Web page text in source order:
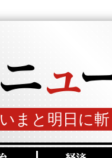
いまと明日に